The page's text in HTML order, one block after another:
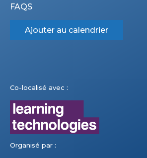
FAQS
Ajouter au calendrier
Co-localisé avec :
Organisé par :